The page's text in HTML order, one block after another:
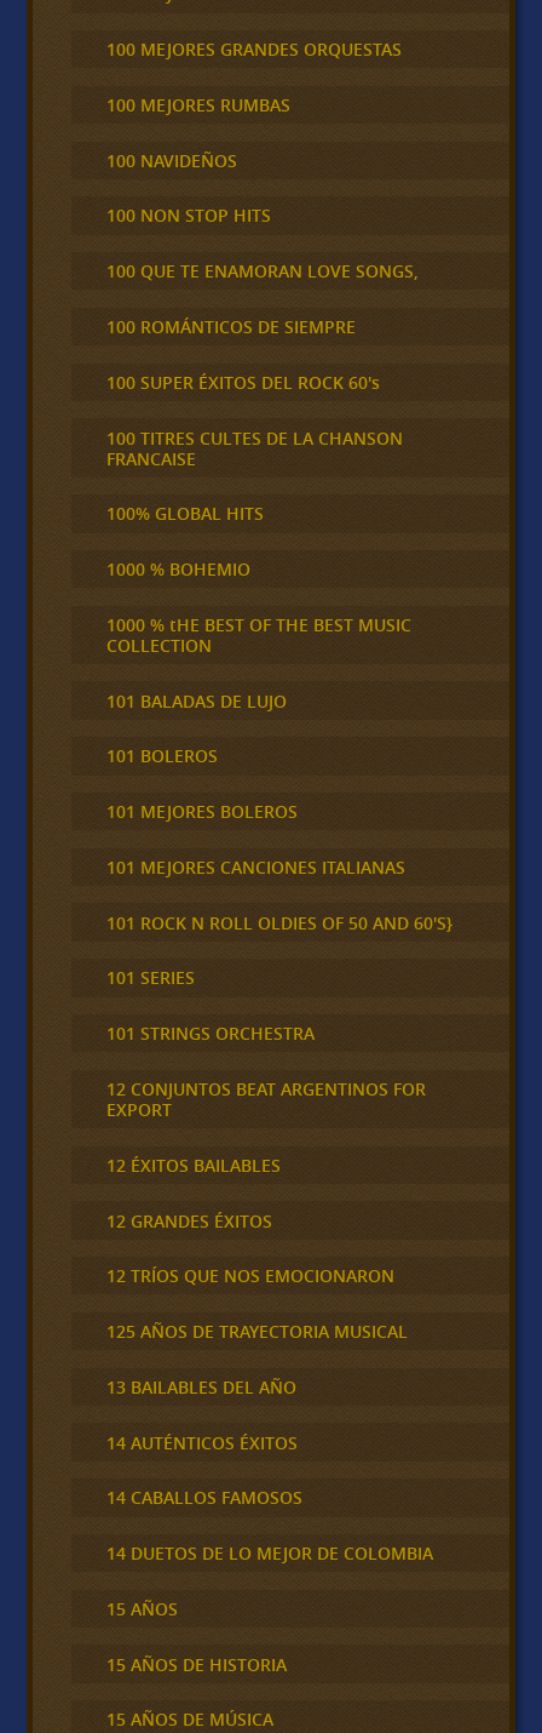
100 MEJORES GRANDES ORQUESTAS
100 MEJORES RUMBAS
100 NAVIDEÑOS
100 NON STOP HITS
100 QUE TE ENAMORAN LOVE SONGS,
100 ROMÁNTICOS DE SIEMPRE
100 SUPER ÉXITOS DEL ROCK 60's
100 TITRES CULTES DE LA CHANSON
FRANCAISE
100% GLOBAL HITS
1000 % BOHEMIO
1000 % tHE BEST OF THE BEST MUSIC
COLLECTION
101 BALADAS DE LUJO
101 BOLEROS
101 MEJORES BOLEROS
101 MEJORES CANCIONES ITALIANAS
101 ROCK N ROLL OLDIES OF 50 AND 60'S}
101 SERIES
101 STRINGS ORCHESTRA
12 CONJUNTOS BEAT ARGENTINOS FOR
EXPORT
12 ÉXITOS BAILABLES
12 GRANDES ÉXITOS
12 TRÍOS QUE NOS EMOCIONARON
125 AÑOS DE TRAYECTORIA MUSICAL
13 BAILABLES DEL AÑO
14 AUTÉNTICOS ÉXITOS
14 CABALLOS FAMOSOS
14 DUETOS DE LO MEJOR DE COLOMBIA
15 AÑOS
15 AÑOS DE HISTORIA
15 AÑOS DE MÚSICA